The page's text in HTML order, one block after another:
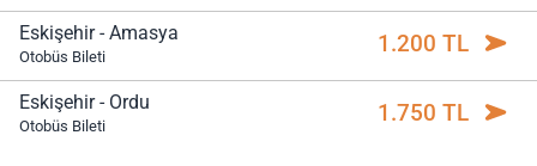
Eskişehir - Amasya
Otobüs Bileti 1.200 TL
Eskişehir - Ordu
Otobüs Bileti 1.750 TL